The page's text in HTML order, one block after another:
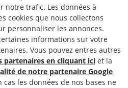
notre trafic. Les données à
cookies que nous collectons
personnaliser les annonces.
informations sur votre
Vous pouvez entres autres
partenaires en cliquant iciet la
de notre partenaire Google
cas les données de nos bases ne